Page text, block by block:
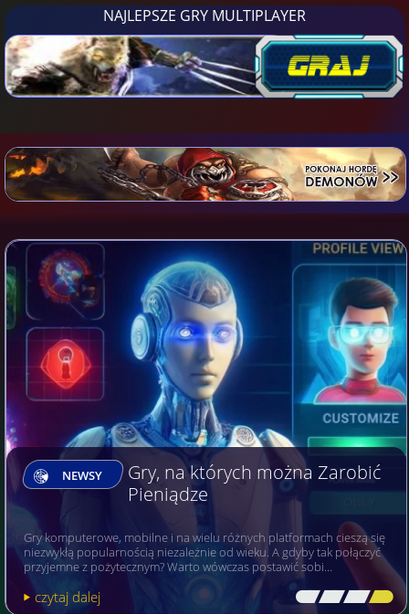
NAJLEPSZE GRY MULTIPLAYER
NEWSY
Gry, na których można Zarobić
Pieniądze
Gry komputerowe, mobilne i na wielu różnych platformach cieszą się
niezwykłą popularnością niezależnie od wieku. A gdyby tak połączyć
przyjemne z pożytecznym? Warto wówczas postawić sobi…
czytaj dalej [\ \\ \\ \]